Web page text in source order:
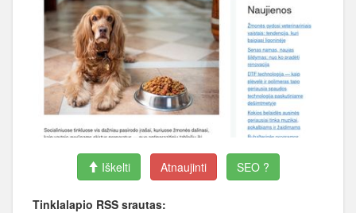
Iškelti Atnaujinti SEO ?
Tinklalapio RSS srautas: